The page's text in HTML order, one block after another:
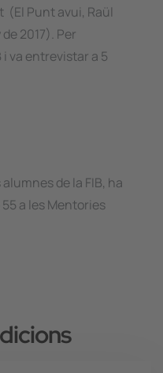
Punt avui, Raül
2017). Per
va entrevistar a 5
de la FIB, ha
a les Mentories